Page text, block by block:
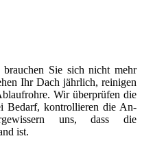
Sie sich nicht mehr
Ihr Dach jährlich, reinigen
Wir überprüfen die
Bedarf, kontrollieren die An-
uns, dass die
ist.